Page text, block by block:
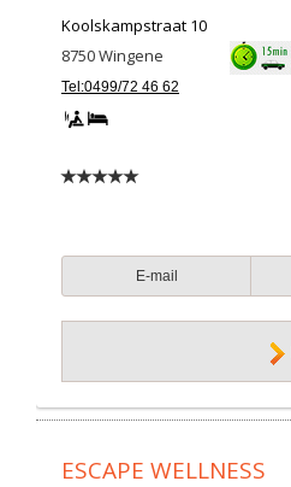
Koolskampstraat 10
8750Wingene
Tel:0499/72 46 62
E-mail
ESCAPE WELLNESS